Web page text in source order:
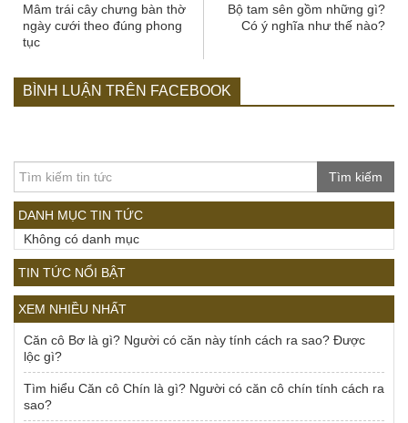
Mâm trái cây chưng bàn thờ
ngày cưới theo đúng phong
tục
Bộ tam sên gồm những gì?
Có ý nghĩa như thế nào?
BÌNH LUẬN TRÊN FACEBOOK
Tìm kiếm
DANH MỤC TIN TỨC
Không có danh mục
TIN TỨC NỔI BẬT
XEM NHIỀU NHẤT
Căn cô Bơ là gì? Người có căn này tính cách ra sao? Được
lộc gì?
Tìm hiểu Căn cô Chín là gì? Người có căn cô chín tính cách ra
sao?